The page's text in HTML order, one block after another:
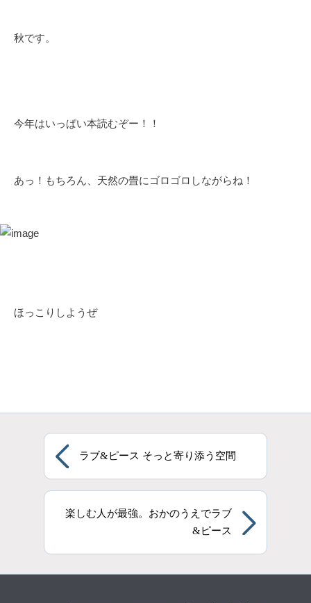
秋です。
今年はいっぱい本読むぞー！！
あっ！もちろん、天然の畳にゴロゴロしながらね！
ほっこりしようぜ
ラブ&ピース そっと寄り添う空間
楽しむ人が最強。おかのうえでラブ
&ピース